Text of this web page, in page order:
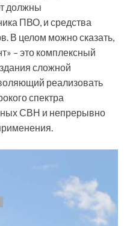
должны
ПВО, и средства
В целом можно сказать,
– это комплексный
сложной
реализовать
спектра
СВН и непрерывно